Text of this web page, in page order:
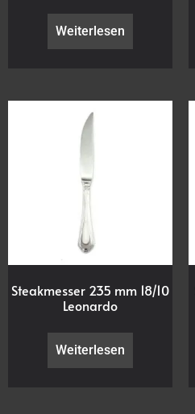
Weiterlesen
Steakmesser 235 mm 18/10
Leonardo
Weiterlesen